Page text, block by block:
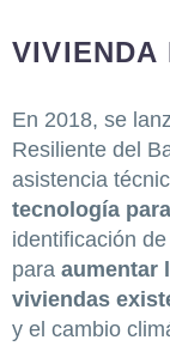
VIVIENDA
En 2018, se
Resiliente del
asistencia
tecnología
identificación
para aumentar
viviendas
y el cambio